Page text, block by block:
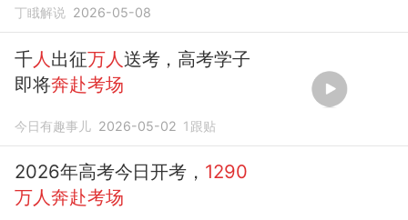
丁睋解说 2026-05-08
千人 出征万人送考，高考学子
即将奔赴考场
今日有趣事儿 2026-05-02 1 跟贴
2026年高考今日开考， 1290
万人奔赴考场